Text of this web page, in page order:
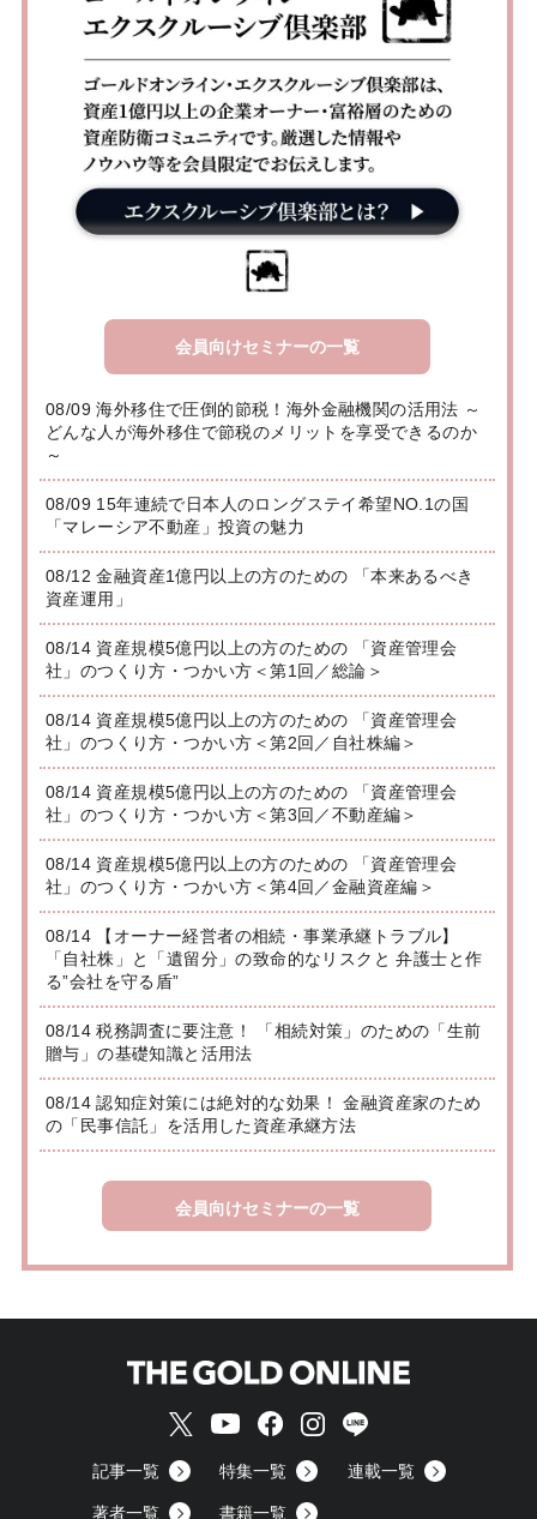
会員向けセミナーの一覧
08/09 海外移住で圧倒的節税！海外金融機関の活用法 ～
どんな人が海外移住で節税のメリットを享受できるのか
～
08/09 15年連続で日本人のロングステイ希望NO.1の国
「マレーシア不動産」投資の魅力
08/12 金融資産1億円以上の方のための 「本来あるべき
資産運用」
08/14 資産規模5億円以上の方のための 「資産管理会
社」のつくり方・つかい方＜第1回／総論＞
08/14 資産規模5億円以上の方のための 「資産管理会
社」のつくり方・つかい方＜第2回／自社株編＞
08/14 資産規模5億円以上の方のための 「資産管理会
社」のつくり方・つかい方＜第3回／不動産編＞
08/14 資産規模5億円以上の方のための 「資産管理会
社」のつくり方・つかい方＜第4回／金融資産編＞
08/14 【オーナー経営者の相続・事業承継トラブル】
「自社株」と「遺留分」の致命的なリスクと 弁護士と作
る”会社を守る盾”
08/14 税務調査に要注意！ 「相続対策」のための「生前
贈与」の基礎知識と活用法
08/14 認知症対策には絶対的な効果！ 金融資産家のため
の「民事信託」を活用した資産承継方法
会員向けセミナーの一覧
記事一覧 特集一覧 連載一覧
著者一覧 書籍一覧